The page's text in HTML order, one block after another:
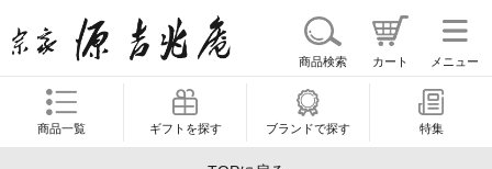
商品検索 カート メニュー
商品一覧 ギフトを探す ブランドで探す 特集